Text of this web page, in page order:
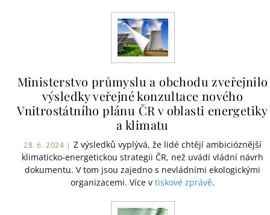
Ministerstvo průmyslu a obchodu zveřejnilo
výsledky veřejné konzultace nového
Vnitrostátního plánu ČR v oblasti energetiky
a klimatu
28. 6. 2024 | Z výsledků vyplývá, že lidé chtějí ambicióznější
klimaticko-energetickou strategii ČR, než uvádí vládní návrh
dokumentu. V tom jsou zajedno s nevládními ekologickými
organizacemi. Více v tiskové zprávě.